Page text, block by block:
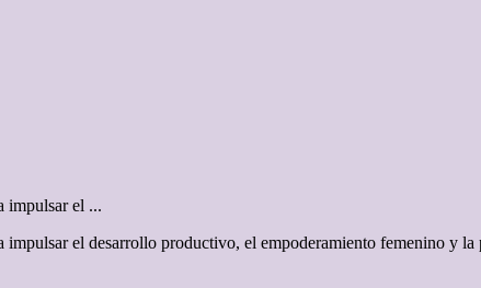
impulsar el ...
el desarrollo productivo, el empoderamiento femenino y la